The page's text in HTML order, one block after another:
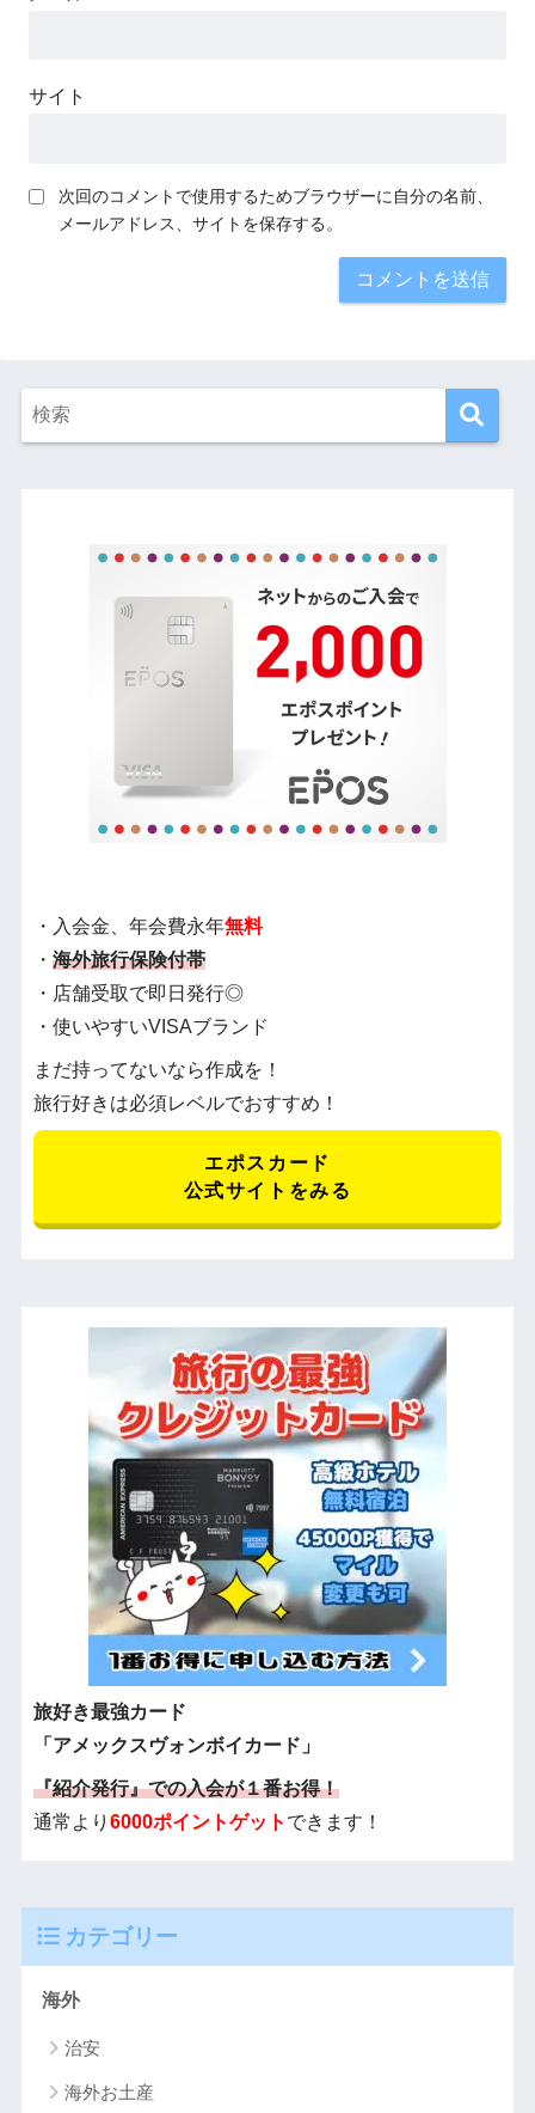
サイト
次回のコメントで使用するためブラウザーに自分の名前、
メールアドレス、サイトを保存する。
・入会金、年会費永年無料
・ 海外旅行保険付帯
・店舗受取で即日発行◎
・使いやすいVISAブランド
まだ持ってないなら作成を！
旅行好きは必須レベルでおすすめ！
エポスカード
公式サイトをみる
旅好き最強カード
「アメックスヴォンボイカード」
『紹介発行』での入会が１番お得！
通常より 6000ポイントゲット できます！
カテゴリー
海外
治安
海外お土産